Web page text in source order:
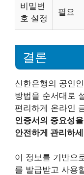
비밀번
호 설정
필요
결론
신한은행의 공인
방법을 순서대로
편리하게 온라인
인증서의 중요성
안전하게 관리하
이 정보를 기반으
를 발급받고 사용